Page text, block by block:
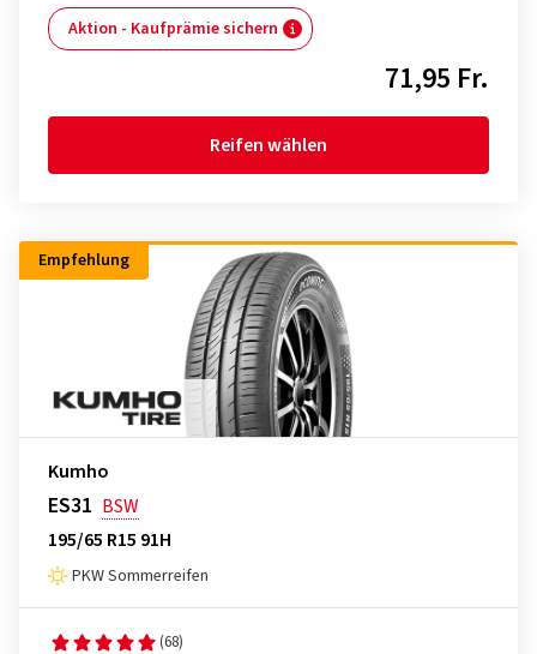
Aktion - Kaufprämie sichern
71,95 Fr.
Reifen wählen
Empfehlung
Kumho
ES31 BSW
195/65 R15 91H
PKW Sommerreifen
(68)